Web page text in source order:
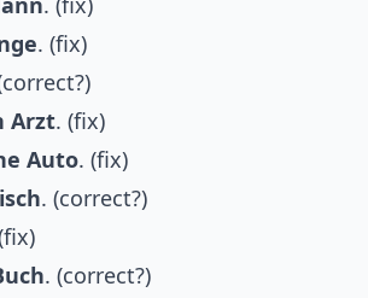
. (fix)
Arzt. (fix)
Auto. (fix)
. (correct?)
. (correct?)